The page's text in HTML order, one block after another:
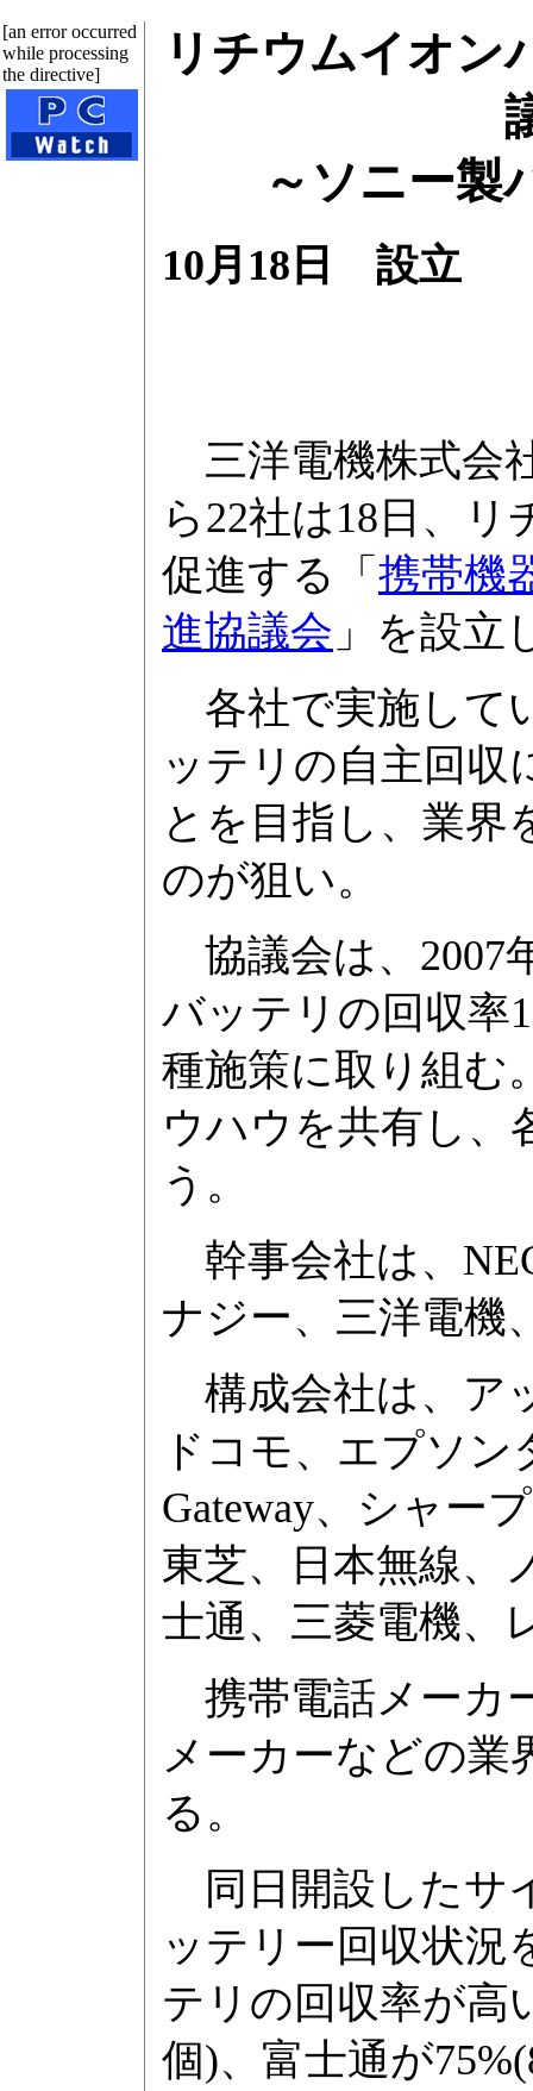
[an error occurred
while processing
the directive]
リチウムイオン
～ソニー製
10月18日 設立
三洋電機株式会
ら22社は18日、
促進する「 携帯機
進協議会 」を設立
各社で実施して
ッテリの自主回収
とを目指し、業界
のが狙い。
協議会は、2007
バッテリの回収率
種施策に取り組む
ウハウを共有し、
う。
幹事会社は、
ナジー、三洋電機
構成会社は、ア
ドコモ、エプソ
Gateway、シャー
東芝、日本無線、
士通、三菱電機、
携帯電話メーカ
メーカーなどの業
る。
同日開設したサ
ッテリー回収状況
テリの回収率が高
個)、富士通が